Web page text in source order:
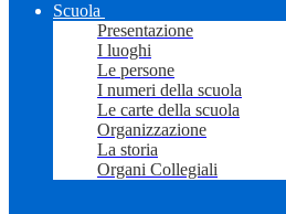
Scuola
Presentazione
I luoghi
Le persone
I numeri della scuola
Le carte della scuola
Organizzazione
La storia
Organi Collegiali